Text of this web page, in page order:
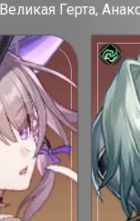
Герта,